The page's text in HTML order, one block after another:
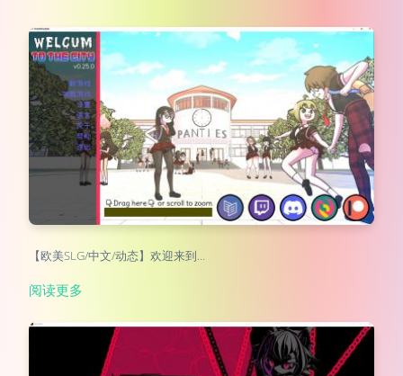
【欧美SLG/中文/动态】欢迎来到…
阅读更多